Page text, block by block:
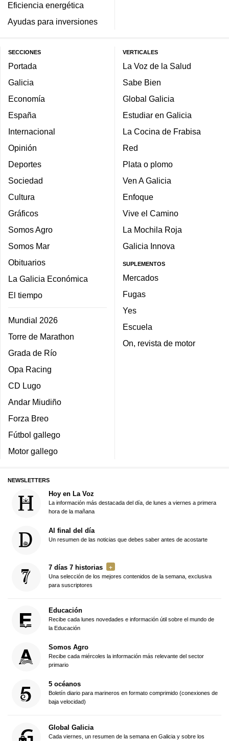
Eficiencia energética
Ayudas para inversiones
SECCIONES
Portada
Galicia
Economía
España
Internacional
Opinión
Deportes
Sociedad
Cultura
Gráficos
Somos Agro
Somos Mar
Obituarios
La Galicia Económica
El tiempo
Mundial 2026
Torre de Marathon
Grada de Río
Opa Racing
CD Lugo
Andar Miudiño
Forza Breo
Fútbol gallego
Motor gallego
VERTICALES
La Voz de la Salud
Sabe Bien
Global Galicia
Estudiar en Galicia
La Cocina de Frabisa
Red
Plata o plomo
Ven A Galicia
Enfoque
Vive el Camino
La Mochila Roja
Galicia Innova
SUPLEMENTOS
Mercados
Fugas
Yes
Escuela
On, revista de motor
NEWSLETTERS
Hoy en La Voz
La información más destacada del día, de lunes a viernes a primera
hora de la mañana
Al final del día
Un resumen de las noticias que debes saber antes de acostarte
7 días 7 historias
Una selección de los mejores contenidos de la semana, exclusiva
para suscriptores
Educación
Recibe cada lunes novedades e información útil sobre el mundo de
la Educación
Somos Agro
Recibe cada miércoles la información más relevante del sector
primario
5 océanos
Boletín diario para marineros en formato comprimido (conexiones de
baja velocidad)
Global Galicia
Cada viernes, un resumen de la semana en Galicia y sobre los